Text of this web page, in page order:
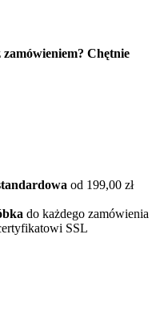
Chętnie
od 199,00 zł
do każdego zamówienia
SSL